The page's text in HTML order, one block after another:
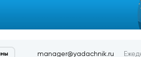
manager@yadachnik.ru